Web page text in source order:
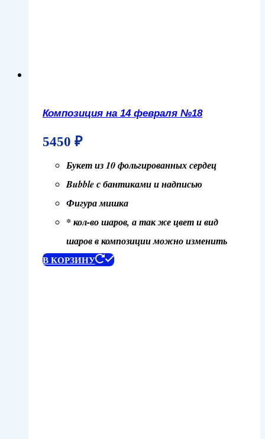
Композиция на 14 февраля №18
5450 ₽
Букет из 10 фольгированных сердец
Bubble с бантиками и надписью
Фигура мишка
* кол-во шаров, а так же цвет и вид
шаров в композиции можно изменить
В КОРЗИНУ